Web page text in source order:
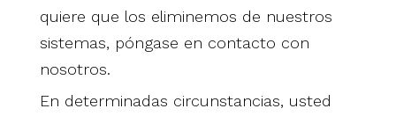
quiere que los eliminemos de nuestros
sistemas, póngase en contacto con
nosotros.
En determinadas circunstancias, usted